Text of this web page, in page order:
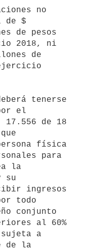
de $
de pesos
2018, ni
de
el
de 18
física
para
la
su
ingresos
todo
conjunto
al 60%
a
de la